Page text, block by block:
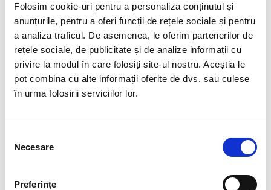
Folosim cookie-uri pentru a personaliza conținutul și
anunțurile, pentru a oferi funcții de rețele sociale și pentru
a analiza traficul. De asemenea, le oferim partenerilor de
rețele sociale, de publicitate și de analize informații cu
privire la modul în care folosiți site-ul nostru. Aceștia le
pot combina cu alte informații oferite de dvs. sau culese
în urma folosirii serviciilor lor.
consimțământului
Necesare
Preferinţe
Origine: Brazilia
Cristal natural 100%
Cristal unicat
Veti primi exact produsul din imagine.
imperfectiuni, care nu înseamnă defecte.
Pozele sunt realizate cu aparat profesionist sub lumina alba.
dispozitivului (mobilului/tabletei//laptopului) dumneavoastra.